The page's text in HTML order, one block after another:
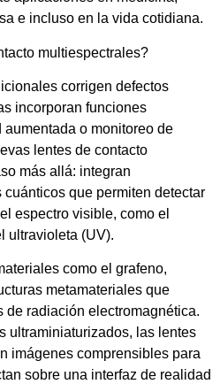
e incluso en la vida cotidiana.
multiespectrales?
corrigen defectos
incorporan funciones
o monitoreo de
lentes de contacto
más allá: integran
que permiten detectar
espectro visible, como el
ultravioleta (UV).
como el grafeno,
metamateriales que
de radiación electromagnética.
ultraminiaturizados, las lentes
imágenes comprensibles para
sobre una interfaz de realidad